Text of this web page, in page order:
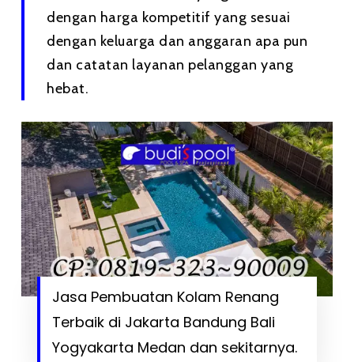
dengan harga kompetitif yang sesuai
dengan keluarga dan anggaran apa pun
dan catatan layanan pelanggan yang
hebat.
Jasa Pembuatan Kolam Renang
Terbaik di Jakarta Bandung Bali
Yogyakarta Medan dan sekitarnya.